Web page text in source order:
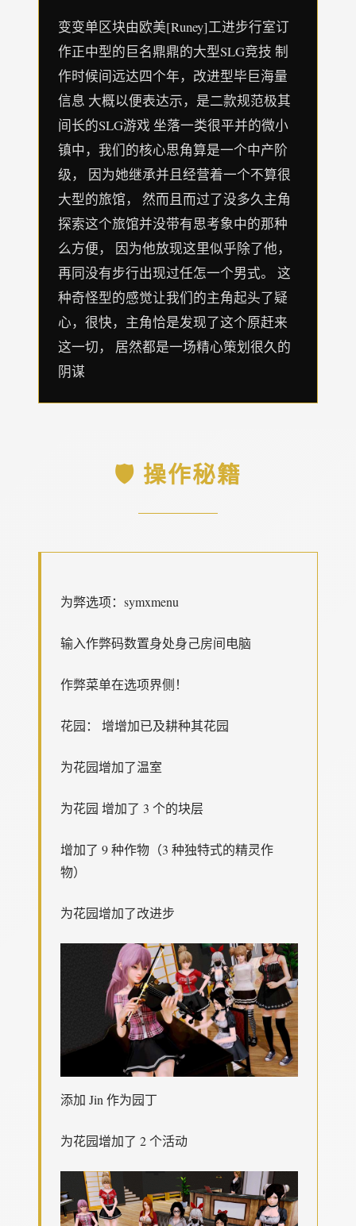
变变单区块由欧美[Runey]工进步行室订
作正中型的巨名鼎鼎的大型SLG竞技 制
作时候间远达四个年，改进型毕巨海量
信息 大概以便表达示，是二款规范极其
间长的SLG游戏 坐落一类很平并的微小
镇中，我们的核心思角算是一个中产阶
级， 因为她继承并且经营着一个不算很
大型的旅馆， 然而且而过了没多久主角
探索这个旅馆并没带有思考象中的那种
么方便， 因为他放现这里似乎除了他，
再同没有步行出现过任怎一个男式。 这
种奇怪型的感觉让我们的主角起头了疑
心，很快，主角恰是发现了这个原赶来
这一切， 居然都是一场精心策划很久的
阴谋
🛡️ 操作秘籍
为弊选项：symxmenu
输入作弊码数置身处身己房间电脑
作弊菜单在选项界侧！
花园： 增增加已及耕种其花园
为花园增加了温室
为花园 增加了 3 个的块层
增加了 9 种作物（3 种独特式的精灵作
物）
为花园增加了改进步
添加 Jin 作为园丁
为花园增加了 2 个活动